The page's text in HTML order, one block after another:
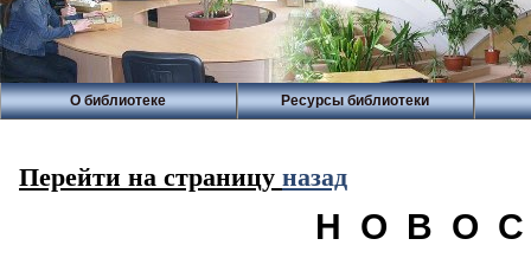
О библиотеке Ресурсы библиотеки
Перейти на страницу назад
Н О В О